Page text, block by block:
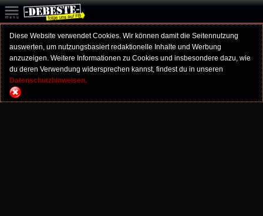
Diese Website verwendet Cookies. Wir können damit die Seitennutzung
auswerten, um nutzungsbasiert redaktionelle Inhalte und Werbung
anzuzeigen. Weitere Informationen zu Cookies und insbesondere dazu, wie
du deren Verwendung widersprechen kannst, findest du in unseren
Datenschutzhinweisen.